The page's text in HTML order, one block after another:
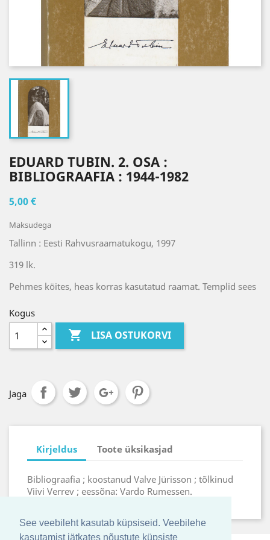
See veebileht kasutab küpsiseid. Veebilehe
kasutamist jätkates nõustute küpsiste
EDUARD TUBIN. 2. OSA :
BIBLIOGRAAFIA : 1944-1982
5,00 €
Maksudega
Tallinn : Eesti Rahvusraamatukogu, 1997
319 lk.
Pehmes köites, heas korras kasutatud raamat. Templid sees
Kogus
 LISA OSTUKORVI
Jaga
Kirjeldus Toote üksikasjad
Bibliograafia ; koostanud Valve Jürisson ; tõlkinud
Viivi Verrev ; eessõna: Vardo Rumessen.